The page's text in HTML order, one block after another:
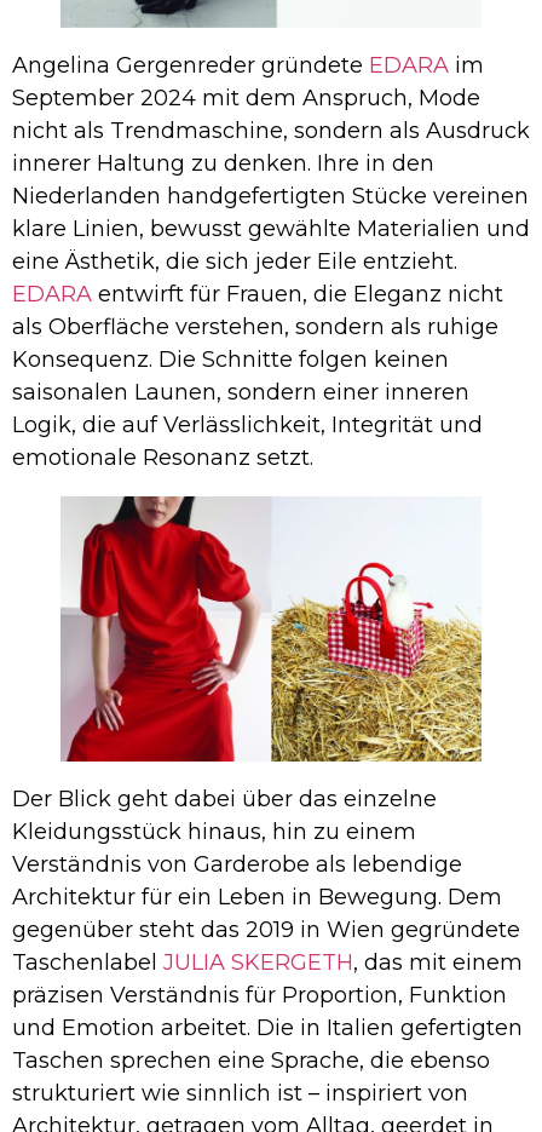
Angelina Gergenreder gründete EDARA im
September 2024 mit dem Anspruch, Mode
nicht als Trendmaschine, sondern als Ausdruck
innerer Haltung zu denken. Ihre in den
Niederlanden handgefertigten Stücke vereinen
klare Linien, bewusst gewählte Materialien und
eine Ästhetik, die sich jeder Eile entzieht.
EDARA entwirft für Frauen, die Eleganz nicht
als Oberfläche verstehen, sondern als ruhige
Konsequenz. Die Schnitte folgen keinen
saisonalen Launen, sondern einer inneren
Logik, die auf Verlässlichkeit, Integrität und
emotionale Resonanz setzt.
Der Blick geht dabei über das einzelne
Kleidungsstück hinaus, hin zu einem
Verständnis von Garderobe als lebendige
Architektur für ein Leben in Bewegung. Dem
gegenüber steht das 2019 in Wien gegründete
Taschenlabel JULIA SKERGETH, das mit einem
präzisen Verständnis für Proportion, Funktion
und Emotion arbeitet. Die in Italien gefertigten
Taschen sprechen eine Sprache, die ebenso
strukturiert wie sinnlich ist – inspiriert von
Architektur, getragen vom Alltag, geerdet in